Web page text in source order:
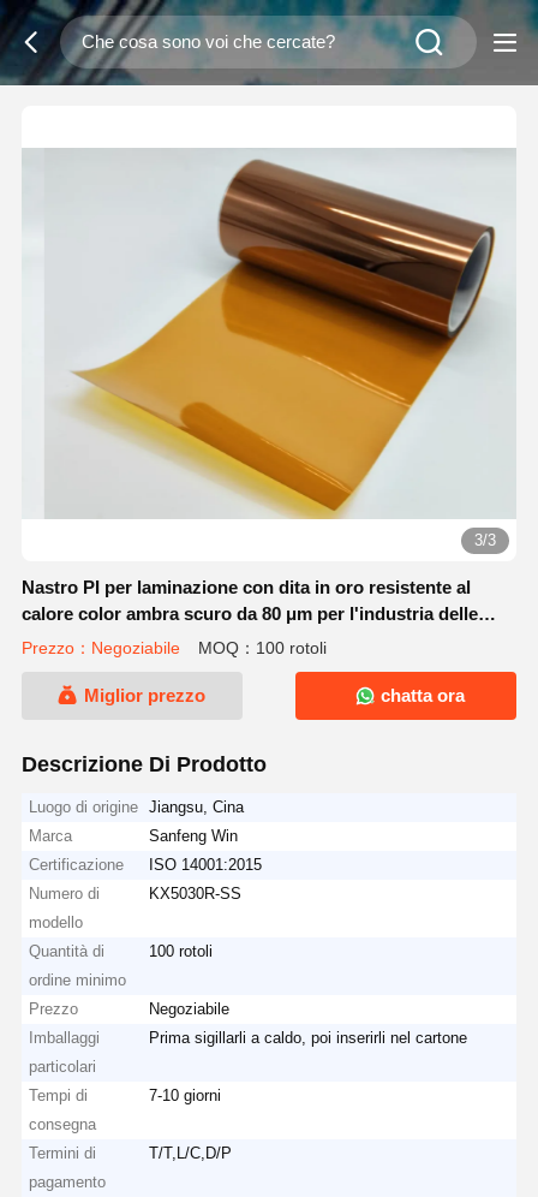
3/3
Nastro PI per laminazione con dita in oro resistente al
calore color ambra scuro da 80 μm per l'industria delle
batterie
Prezzo：Negoziabile MOQ：100 rotoli
Miglior prezzo chatta ora
Descrizione Di Prodotto
Luogo di origine
Jiangsu, Cina
Marca
Sanfeng Win
Certificazione
ISO 14001:2015
Numero di
modello
KX5030R-SS
Quantità di
ordine minimo
100 rotoli
Prezzo
Negoziabile
Imballaggi
particolari
Prima sigillarli a caldo, poi inserirli nel cartone
Tempi di
consegna
7-10 giorni
Termini di
pagamento
T/T,L/C,D/P